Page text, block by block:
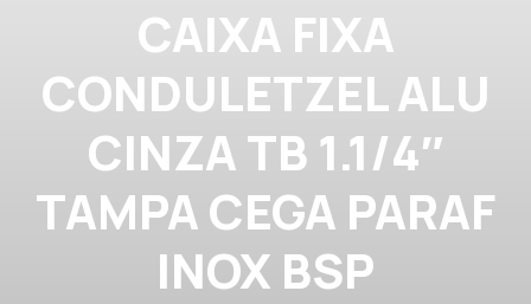
CAIXA FIXA
CONDULETZEL ALU
CINZA TB 1.1/4″
TAMPA CEGA PARAF
INOX BSP